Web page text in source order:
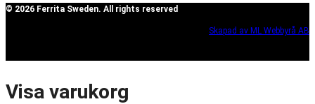
© 2026 Ferrita Sweden. All rights reserved
Skapad av ML Webbyrå AB
Visa varukorg